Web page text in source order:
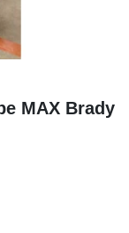
MAX Brady